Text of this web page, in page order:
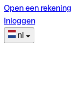
Open een rekening
Inloggen
nl